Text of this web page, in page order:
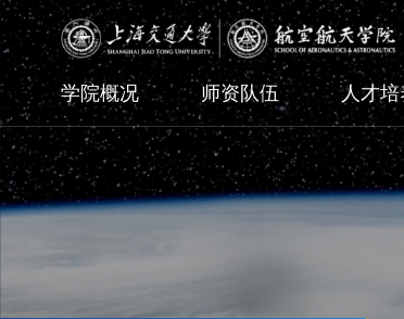
学院概况 师资队伍 人才